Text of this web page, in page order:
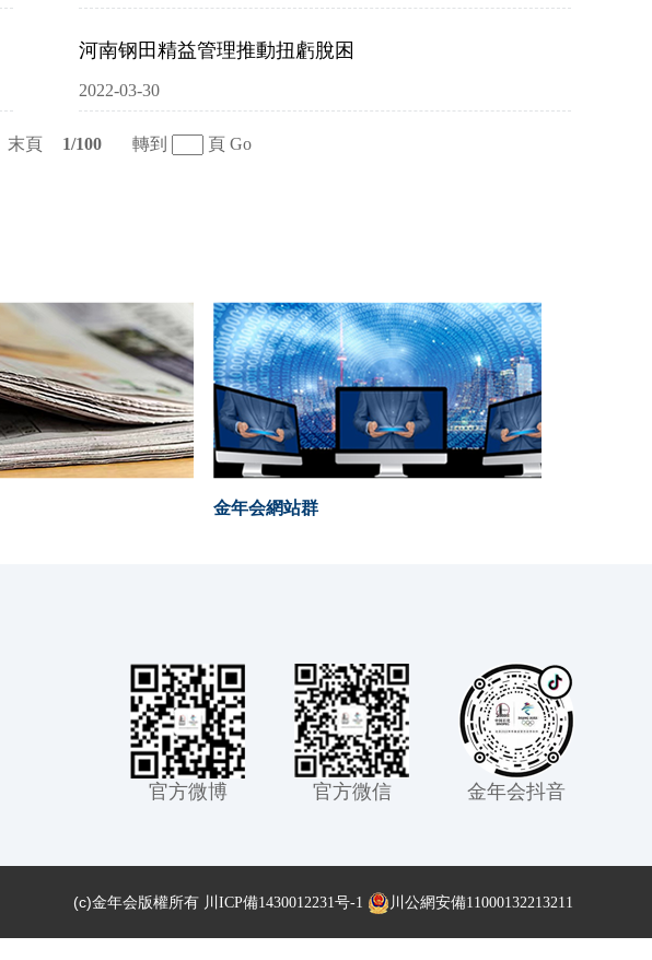
河南钢田精益管理推動扭虧脫困
2022-03-30
末頁 1/100 轉到 頁 Go
金年会網站群
官方微博 官方微信 金年会抖音
(c)金年会版權所有 川ICP備1430012231号-1 川公網安備11000132213211